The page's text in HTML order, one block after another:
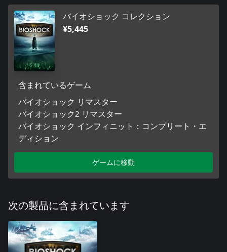
バイオショック コレクション
¥5,445
含まれているゲーム
バイオショック リマスター
バイオショック2 リマスター
バイオショック インフィニット：コンプリート・エ
ディション
ゲームに移動
次の製品に含まれています